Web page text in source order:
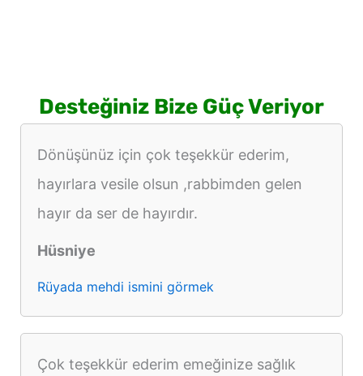
Desteğiniz Bize Güç Veriyor
Dönüşünüz için çok teşekkür ederim,
hayırlara vesile olsun ,rabbimden gelen
hayır da ser de hayırdır.
Hüsniye
Rüyada mehdi ismini görmek
Çok teşekkür ederim emeğinize sağlık